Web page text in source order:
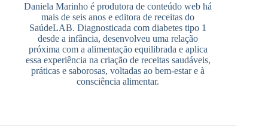
Daniela Marinho é produtora de conteúdo web há
mais de seis anos e editora de receitas do
SaúdeLAB. Diagnosticada com diabetes tipo 1
desde a infância, desenvolveu uma relação
próxima com a alimentação equilibrada e aplica
essa experiência na criação de receitas saudáveis,
práticas e saborosas, voltadas ao bem-estar e à
consciência alimentar.